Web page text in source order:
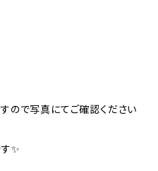
ので写真にてご確認ください
✨